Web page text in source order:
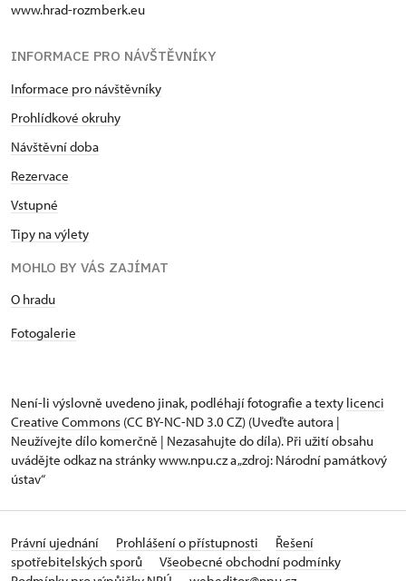
www.hrad-rozmberk.eu
INFORMACE PRO NÁVŠTĚVNÍKY
Informace pro návštěvníky
Prohlídkové okruhy
Návštěvní doba
Rezervace
Vstupné
Tipy na výlety
MOHLO BY VÁS ZAJÍMAT
O hradu
Fotogalerie
Není-li výslovně uvedeno jinak, podléhají fotografie a texty licenci
Creative Commons (CC BY-NC-ND 3.0 CZ) (Uveďte autora |
Neužívejte dílo komerčně | Nezasahujte do díla). Při užití obsahu
uvádějte odkaz na stránky www.npu.cz a „zdroj: Národní památkový
ústav“
Právní ujednání Prohlášení o přístupnosti
Řešení
spotřebitelských sporů
Všeobecné obchodní podmínky